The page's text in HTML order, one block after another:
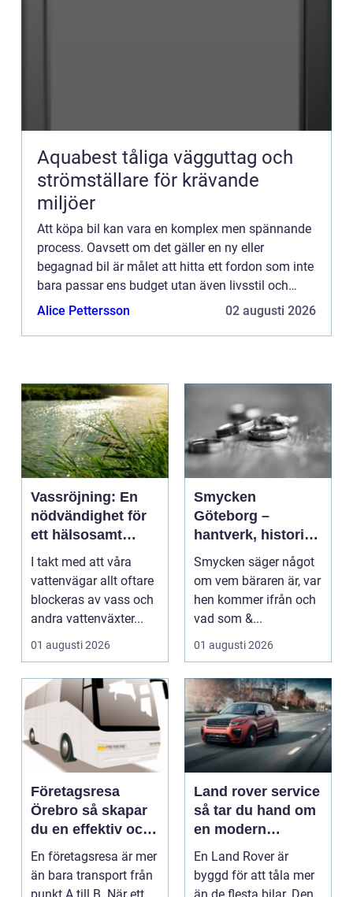
Aquabest tåliga vägguttag och
strömställare för krävande
miljöer
Att köpa bil kan vara en komplex men spännande
process. Oavsett om det gäller en ny eller
begagnad bil är målet att hitta ett fordon som inte
bara passar ens budget utan även livsstil och
behov. I denna artikel guidar v...
Alice Pettersson 02 augusti 2026
Vassröjning: En
nödvändighet för
ett hälsosamt
vattenlandskap
I takt med att våra
vattenvägar allt oftare
blockeras av vass och
andra vattenväxter...
01 augusti 2026
Smycken
Göteborg –
hantverk, historia
och personligt
uttryck
Smycken säger något
om vem bäraren är, var
hen kommer ifrån och
vad som &...
01 augusti 2026
Företagsresa
Örebro så skapar
du en effektiv och
minnesvärd resa
En företagsresa är mer
än bara transport från
Land rover service
så tar du hand om
en modern
klassiker
En Land Rover är
byggd för att tåla mer